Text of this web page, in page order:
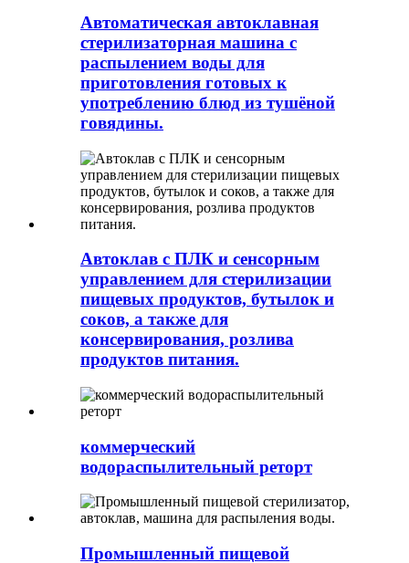
Автоматическая автоклавная
стерилизаторная машина с
распылением воды для
приготовления готовых к
употреблению блюд из тушёной
говядины.
Автоклав с ПЛК и сенсорным
управлением для стерилизации
пищевых продуктов, бутылок и
соков, а также для
консервирования, розлива
продуктов питания.
коммерческий
водораспылительный реторт
Промышленный пищевой